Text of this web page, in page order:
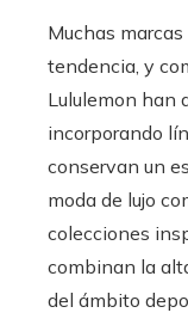
Muchas
tendencia, y
Lululemon han
incorporando
conservan un
moda de lujo
colecciones
combinan la
del ámbito